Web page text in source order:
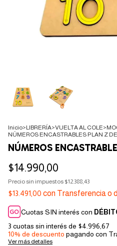
Inicio>LIBRERÍA>VUELTA AL COLE>
NÚMEROS ENCASTRABLES PLAN Z
NÚMEROS
$14.990,00
Precio sin impuestos $12.388,43
$13.491,00 con Transferencia o
Cuotas SIN interés con
3 cuotas sin interés de $4.996,67
10% de descuento pagando con
Ver más detalles